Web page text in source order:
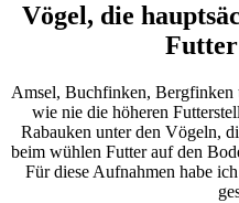
Vögel, die
Futter
Amsel, Buchfinken, Bergfinken
wie nie die höheren
Rabauken unter den Vögeln,
beim wühlen Futter auf den
Für diese Aufnahmen habe